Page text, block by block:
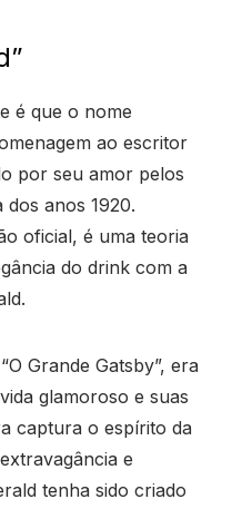
é que o nome
ao escritor
por seu amor pelos
dos anos 1920.
oficial, é uma teoria
do drink com a
Grande Gatsby”, era
glamoroso e suas
captura o espírito da
e
tenha sido criado